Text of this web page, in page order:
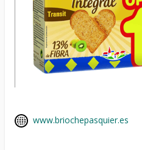
www.briochepasquier.es